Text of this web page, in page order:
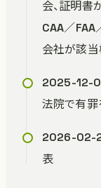
会、証明書
CAA／FAA
会社が該
2025-12-
法院で有罪
2026-02-
表